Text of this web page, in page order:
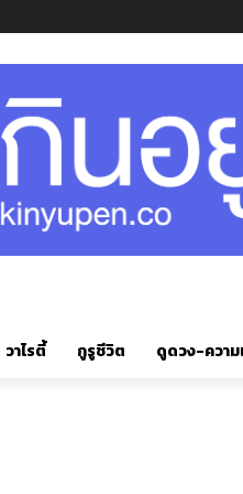
วาไรตี้ กูรูชีวิต ดูดวง-ความ